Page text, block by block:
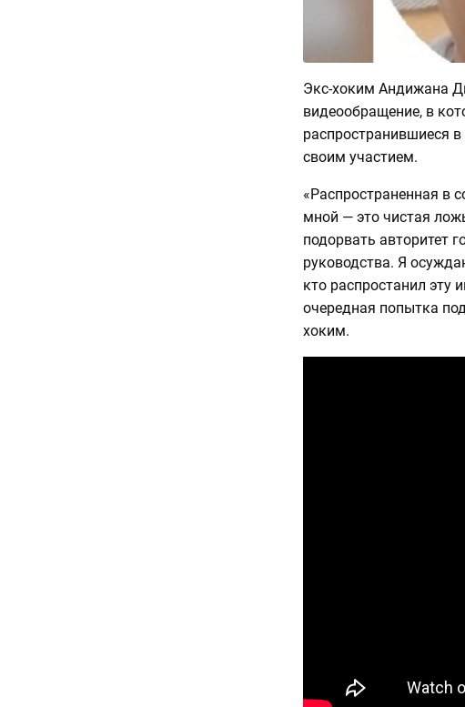
Экс-хоким Андижана
видеообращение, в
распространившиеся
своим участием.
«Распространенная в
мной — это чистая
подорвать авторитет
руководства. Я
кто распростанил эту
очередная попытка
хоким.